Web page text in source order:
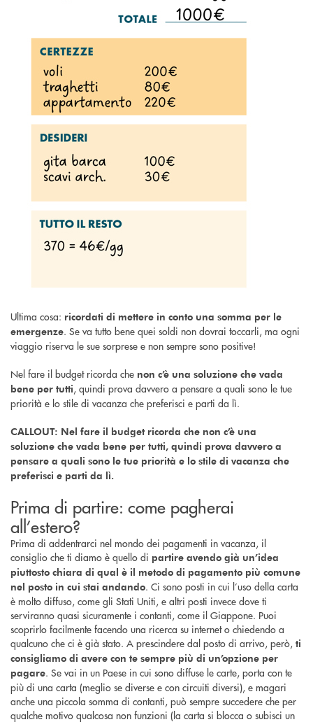
Ultima cosa: ricordati di mettere in conto una somma per le
emergenze. Se va tutto bene quei soldi non dovrai toccarli, ma ogni
viaggio riserva le sue sorprese e non sempre sono positive!
Nel fare il budget ricorda che non c’è una soluzione che vada
bene per tutti, quindi prova davvero a pensare a quali sono le tue
priorità e lo stile di vacanza che preferisci e parti da lì.
CALLOUT: Nel fare il budget ricorda che non c’è una
soluzione che vada bene per tutti, quindi prova davvero a
pensare a quali sono le tue priorità e lo stile di vacanza che
preferisci e parti da lì.
Prima di partire: come pagherai
all’estero?
Prima di addentrarci nel mondo dei pagamenti in vacanza, il
consiglio che ti diamo è quello di partire avendo già un’idea
piuttosto chiara di qual è il metodo di pagamento più comune
nel posto in cui stai andando. Ci sono posti in cui l’uso della carta
è molto diffuso, come gli Stati Uniti, e altri posti invece dove ti
serviranno quasi sicuramente i contanti, come il Giappone. Puoi
scoprirlo facilmente facendo una ricerca su internet o chiedendo a
qualcuno che ci è già stato. A prescindere dal posto di arrivo, però, ti
consigliamo di avere con te sempre più di un’opzione per
pagare. Se vai in un Paese in cui sono diffuse le carte, porta con te
più di una carta (meglio se diverse e con circuiti diversi), e magari
anche una piccola somma di contanti, può sempre succedere che per
qualche motivo qualcosa non funzioni (la carta si blocca o subisci un